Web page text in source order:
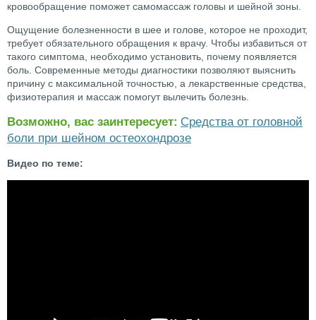
кровообращение поможет самомассаж головы и шейной зоны.
Ощущение болезненности в шее и голове, которое не проходит,
требует обязательного обращения к врачу. Чтобы избавиться от
такого симптома, необходимо установить, почему появляется
боль. Современные методы диагностики позволяют выяснить
причину с максимальной точностью, а лекарственные средства,
физиотерапия и массаж помогут вылечить болезнь.
Возможно, вас заинтересует: Средства от головной
боли при шейном остеохондрозе
Видео по теме: